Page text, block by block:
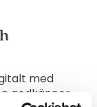
med
godkänner